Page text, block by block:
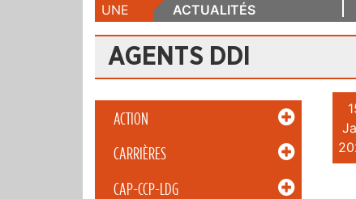
UNE
ACTUALITÉS
AGENTS DDI
ACTION
CARRIÈRES
CAP-CCP-LDG